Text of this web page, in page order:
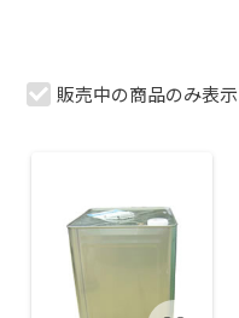
販売中の商品のみ表示